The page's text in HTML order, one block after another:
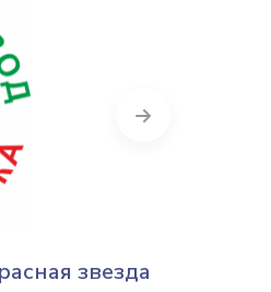
звезда